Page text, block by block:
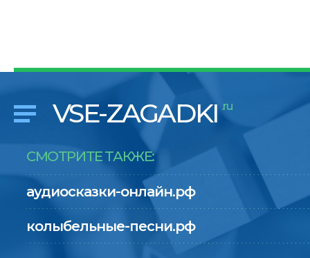
VSE-ZAGADKI .ru
СМОТРИТЕ ТАКЖЕ:
аудиосказки-онлайн.рф
колыбельные-песни.рф